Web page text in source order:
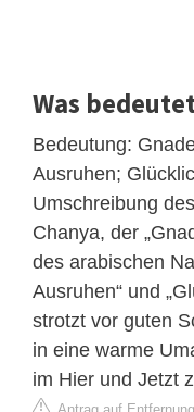
Was
Bedeutung:
Ausruhen;
Umschreibung
Chanya, der
des arabischen
Ausruhen“ und
strotzt vor guten
in eine warme
im Hier und Jetzt